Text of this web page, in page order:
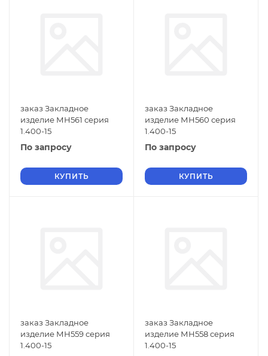
заказ Закладное
изделие МН561 серия
1.400-15
По запросу
КУПИТЬ
заказ Закладное
изделие МН560 серия
1.400-15
По запросу
КУПИТЬ
заказ Закладное
изделие МН559 серия
1.400-15
заказ Закладное
изделие МН558 серия
1.400-15